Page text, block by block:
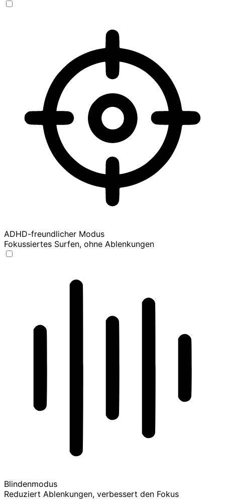
ADHD-freundlicher Modus
Fokussiertes Surfen, ohne Ablenkungen
Blindenmodus
Reduziert Ablenkungen, verbessert den Fokus